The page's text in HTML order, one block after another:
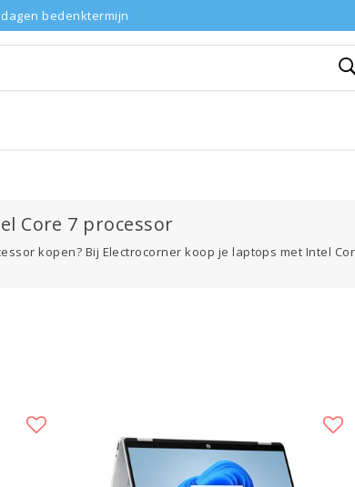
dagen bedenktermijn
Core 7 processor
kopen? Bij Electrocorner koop je laptops met Intel